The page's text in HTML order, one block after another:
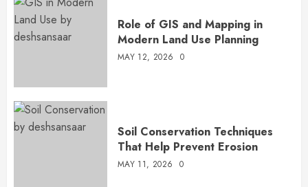
Role of GIS and Mapping in
Modern Land Use Planning
MAY 12, 2026 0
Soil Conservation Techniques
That Help Prevent Erosion
MAY 11, 2026 0